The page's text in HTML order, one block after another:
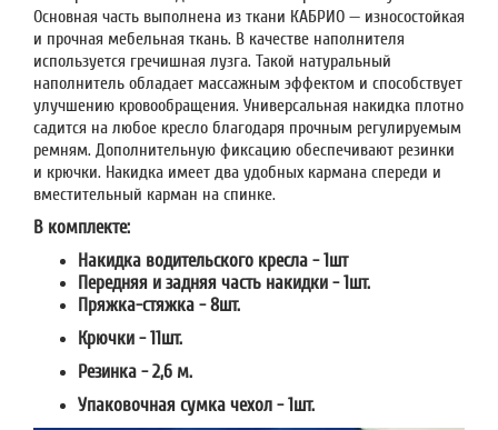
Основная часть выполнена из ткани КАБРИО — износостойкая
и прочная мебельная ткань. В качестве наполнителя
используется гречишная лузга. Такой натуральный
наполнитель обладает массажным эффектом и способствует
улучшению кровообращения. Универсальная накидка плотно
садится на любое кресло благодаря прочным регулируемым
ремням. Дополнительную фиксацию обеспечивают резинки
и крючки. Накидка имеет два удобных кармана спереди и
вместительный карман на спинке.
В комплекте:
Накидка водительского кресла - 1шт
Передняя и задняя часть накидки - 1шт.
Пряжка-стяжка - 8шт.
Крючки - 11шт.
Резинка - 2,6 м.
Упаковочная сумка чехол - 1шт.